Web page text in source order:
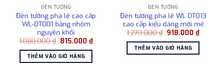
ĐÈN TƯỜNG
Đèn tường pha lê cao cấp
WL-DT001 bằng nhôm
nguyên khối
1.080.000₫ Giá
là:
1.080.000 ₫.
815.000₫Giá
hiện
THÊM VÀO GIỎ HÀNG
ĐÈN TƯỜNG
Đèn tường pha lê WL DT013
cao cấp kiểu dáng mới mẻ
1.279.000₫ Giá
là:
1.279.000 ₫.
918.000₫Giá
hiện
THÊM VÀO GIỎ HÀNG